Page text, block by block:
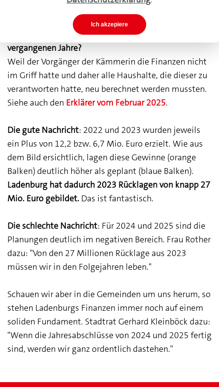
um die Finanzen des jeweiligen Jahres bestellt ist.
Warum berechnet die Kämmerin immer noch die
vergangenen Jahre?
Weil der Vorgänger der Kämmerin die Finanzen nicht
im Griff hatte und daher alle Haushalte, die dieser zu
verantworten hatte, neu berechnet werden mussten.
Siehe auch den Erklärer vom Februar 2025.
Die gute Nachricht: 2022 und 2023 wurden jeweils
ein Plus von 12,2 bzw. 6,7 Mio. Euro erzielt. Wie aus
dem Bild ersichtlich, lagen diese Gewinne (orange
Balken) deutlich höher als geplant (blaue Balken).
Ladenburg hat dadurch 2023 Rücklagen von knapp 27
Mio. Euro gebildet. Das ist fantastisch.
Die schlechte Nachricht: Für 2024 und 2025 sind die
Planungen deutlich im negativen Bereich. Frau Rother
dazu: "Von den 27 Millionen Rücklage aus 2023
müssen wir in den Folgejahren leben."
Schauen wir aber in die Gemeinden um uns herum, so
stehen Ladenburgs Finanzen immer noch auf einem
soliden Fundament. Stadtrat Gerhard Kleinböck dazu:
"Wenn die Jahresabschlüsse von 2024 und 2025 fertig
sind, werden wir ganz ordentlich dastehen."
Ich akzepiere